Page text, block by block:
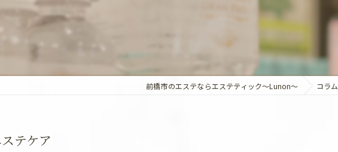
ブライダル
前橋市のエステならエステティック～Lunon～ コラム
テケア